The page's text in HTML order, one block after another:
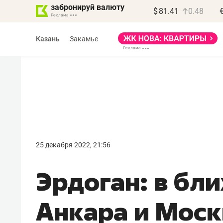
забронируй валюту $ 81.41 0.48
Казань Закамье
25 декабря 2022, 21:56
Эрдоган: в
Анкара и
правил, бизнес может
потерять минимум